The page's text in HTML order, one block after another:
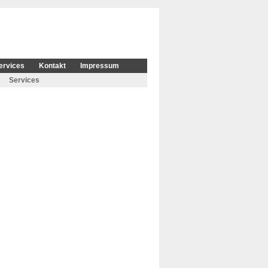
Kontakt
Impressum
Services